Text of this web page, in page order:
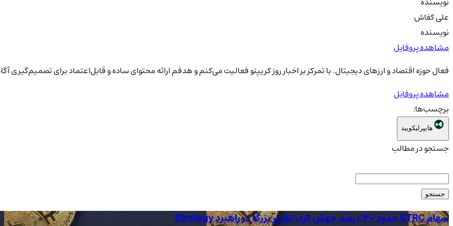
علی کفاش
نویسنده
مشاهده پروفایل
فعال حوزه اقتصاد و ارزهای دیجیتال. با تمرکز بر اخبار روز کریپتو فعالیت می‌کنم و هدفم ارائه محتوای ساده و قابل‌اعتماد برای تصمیم‌گیری
مشاهده پروفایل
برچسب‌ها:
هایپرلیکویید
جستجو در مطالب
جستجو
سهام STRC حدود 30 درصد جهش کرد؛ تغییر بزرگ در راهبرد Strategy